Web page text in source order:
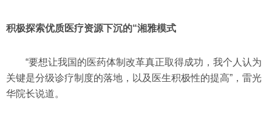
积极探索优质医疗资源下沉的“湘雅模式
“要想让我国的医药体制改革真正取得成功，我个人认为
关键是分级诊疗制度的落地，以及医生积极性的提高”，雷光
华院长说道。